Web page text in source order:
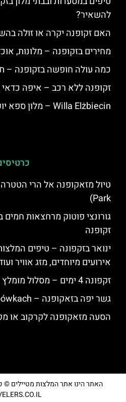
להשאיר?
האם זקופנה יקרה או זולה
מחירים בזקופנה – מלונות,
כמה עולה חופשה בזקופנה –
זקופנה ללא רכב – איפה כדאי
Willa Elżbiecin – מלון ספא יוקרתי בזאקופנה
Park)
גורונצי פוטוק מרחצאות חמים
זקופנה
ינואר בזקפונה – טיפים
אירועים מיוחדים, מזג אוויר
זקפונה 4 ימים – מסלול מומלץ מה לראות ולעשות
גשר יפה בזאקופנה – Mostek na Krupówkach
הסעה מזאקופנה לקרקוב או
האתר הינו אתר המלצות מטיילים ©